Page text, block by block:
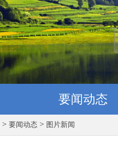
要闻动态
> 要闻动态 > 图片新闻